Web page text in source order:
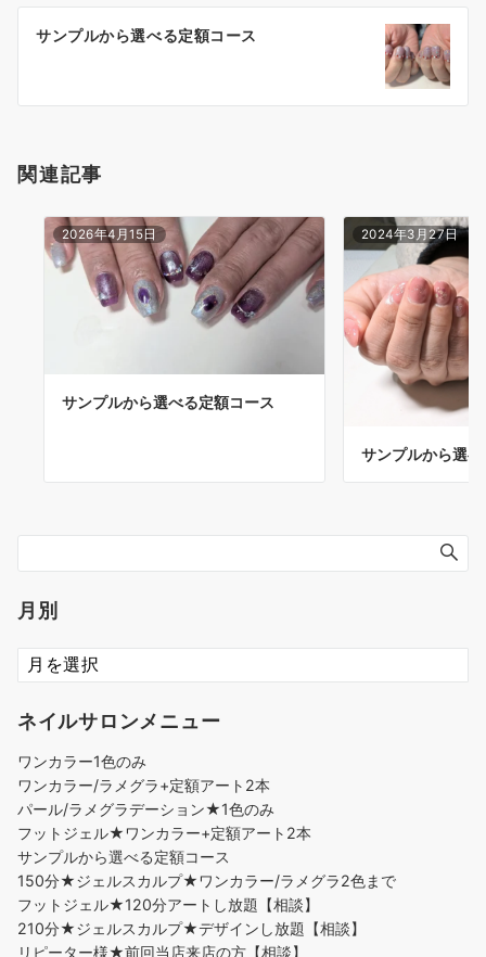
サンプルから選べる定額コース
関連記事
2026年4月15日
サンプルから選べる定額コース
2024年3月27日
サンプルから選
月別
ネイルサロンメニュー
ワンカラー1色のみ
ワンカラー/ラメグラ+定額アート2本
パール/ラメグラデーション★1色のみ
フットジェル★ワンカラー+定額アート2本
サンプルから選べる定額コース
150分★ジェルスカルプ★ワンカラー/ラメグラ2色まで
フットジェル★120分アートし放題【相談】
210分★ジェルスカルプ★デザインし放題【相談】
リピーター様★前回当店来店の方【相談】